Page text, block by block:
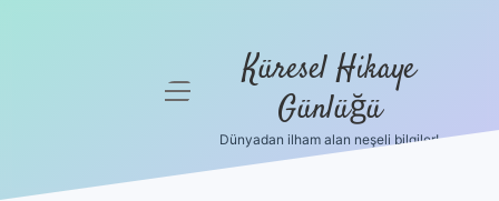
menüyü
Küresel Hikaye
Günlüğü
Dünyadan ilham alan neşeli bilgiler!